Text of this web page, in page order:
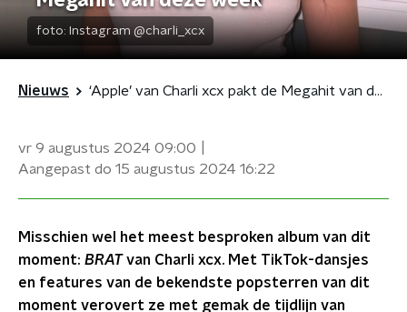
foto: Instagram @charli_xcx
Nieuws ‘Apple’ van Charli xcx pakt de Megahit van deze week
vr 9 augustus 2024 09:00
Aangepast do 15 augustus 2024 16:22
Misschien wel het meest besproken album van dit
moment: BRATvan Charli xcx. Met TikTok-dansjes
en features van de bekendste popsterren van dit
moment verovert ze met gemak de tijdlijn van